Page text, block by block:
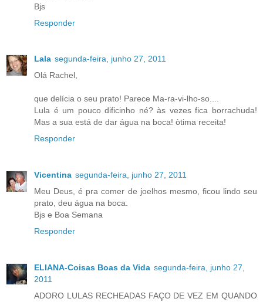
Bjs
Responder
Lala segunda-feira, junho 27, 2011
Olá Rachel,
que delícia o seu prato! Parece Ma-ra-vi-lho-so....
Lula é um pouco dificinho né? às vezes fica borrachuda!
Mas a sua está de dar água na boca! òtima receita!
Responder
Vicentina segunda-feira, junho 27, 2011
Meu Deus, é pra comer de joelhos mesmo, ficou lindo seu
prato, deu água na boca.
Bjs e Boa Semana
Responder
ELIANA-Coisas Boas da Vida segunda-feira, junho 27,
2011
ADORO LULAS RECHEADAS FAÇO DE VEZ EM QUANDO